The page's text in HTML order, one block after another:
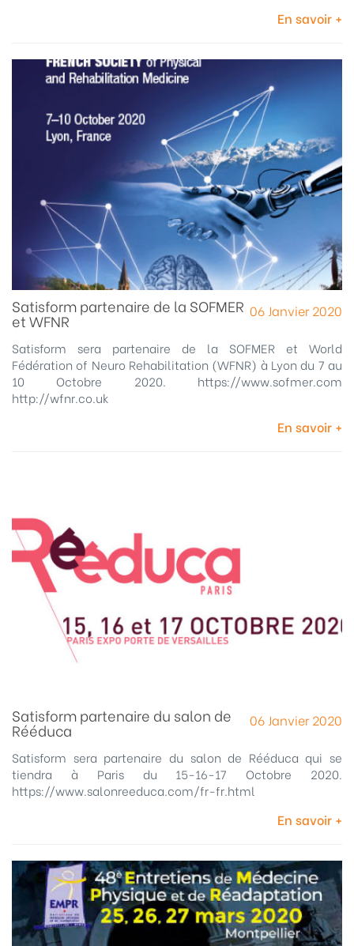
En savoir +
06 Janvier 2020
Satisform partenaire de la SOFMER
et WFNR
Satisform sera partenaire de la SOFMER et World
Fédération of Neuro Rehabilitation (WFNR) à Lyon du 7 au
10 Octobre 2020. https://www.sofmer.com
http://wfnr.co.uk
En savoir +
06 Janvier 2020
Satisform partenaire du salon de
Rééduca
Satisform sera partenaire du salon de Rééduca qui se
tiendra à Paris du 15-16-17 Octobre 2020.
https://www.salonreeduca.com/fr-fr.html
En savoir +